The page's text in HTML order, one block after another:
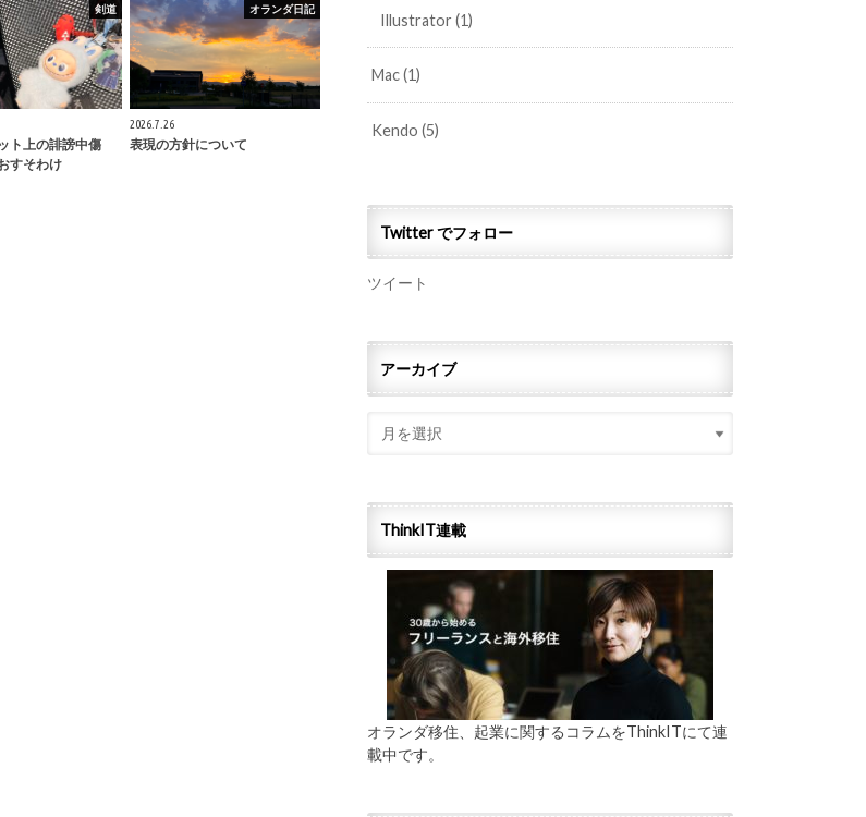
剣道
ト上の誹謗中傷
すそわけ
オランダ日記
2026.7.26
表現の方針について
Illustrator (1)
Mac(1)
Kendo(5)
Twitter でフォロー
ツイート
アーカイブ
ThinkIT連載
オランダ移住、起業に関するコラムをThinkITにて連
載中です。